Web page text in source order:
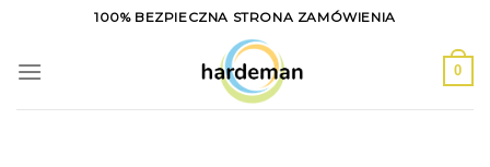
content
100% BEZPIECZNA STRONA ZAMÓWIENIA
0